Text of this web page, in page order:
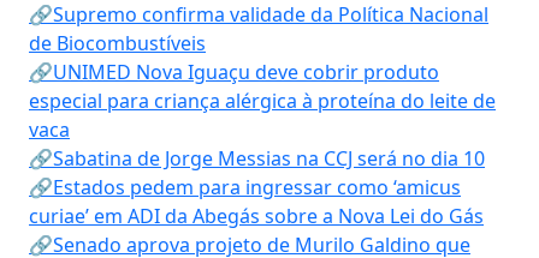
🔗Supremo confirma validade da Política Nacional
de Biocombustíveis
🔗UNIMED Nova Iguaçu deve cobrir produto
especial para criança alérgica à proteína do leite de
vaca
🔗Sabatina de Jorge Messias na CCJ será no dia 10
🔗Estados pedem para ingressar como ‘amicus
curiae’ em ADI da Abegás sobre a Nova Lei do Gás
🔗Senado aprova projeto de Murilo Galdino que